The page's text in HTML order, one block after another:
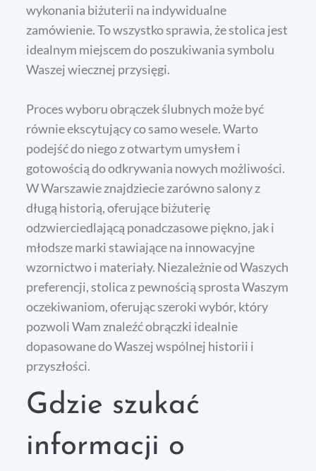
wykonania biżuterii na indywidualne
zamówienie. To wszystko sprawia, że stolica jest
idealnym miejscem do poszukiwania symbolu
Waszej wiecznej przysięgi.
Proces wyboru obrączek ślubnych może być
równie ekscytujący co samo wesele. Warto
podejść do niego z otwartym umysłem i
gotowością do odkrywania nowych możliwości.
W Warszawie znajdziecie zarówno salony z
długą historią, oferujące biżuterię
odzwierciedlającą ponadczasowe piękno, jak i
młodsze marki stawiające na innowacyjne
wzornictwo i materiały. Niezależnie od Waszych
preferencji, stolica z pewnością sprosta Waszym
oczekiwaniom, oferując szeroki wybór, który
pozwoli Wam znaleźć obrączki idealnie
dopasowane do Waszej wspólnej historii i
przyszłości.
Gdzie szukać
informacji o